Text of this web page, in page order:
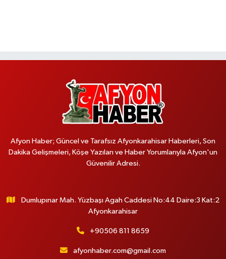
Afyon Haber; Güncel ve Tarafsız Afyonkarahisar Haberleri, Son
Dakika Gelişmeleri, Köşe Yazıları ve Haber Yorumlarıyla Afyon'un
Güvenilir Adresi.
Dumlupınar Mah. Yüzbaşı Agah Caddesi No:44 Daire:3 Kat:2
Afyonkarahisar
+90506 811 8659
afyonhaber.com@gmail.com